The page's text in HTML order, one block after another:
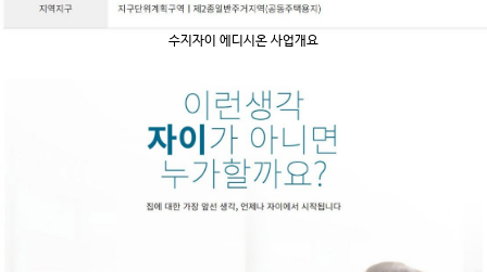
수지자이 에디시온 사업개요